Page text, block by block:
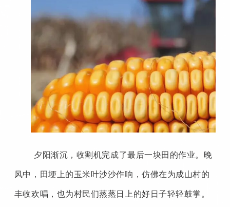
夕阳渐沉，收割机完成了最后一块田的作业。晚
风中，田埂上的玉米叶沙沙作响，仿佛在为成山村的
丰收欢唱，也为村民们蒸蒸日上的好日子轻轻鼓掌。